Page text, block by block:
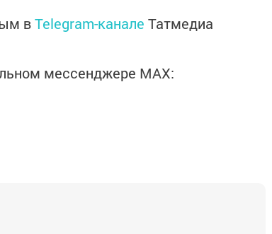
вTelegram-канале Татмедиа
мессенджере MАХ: